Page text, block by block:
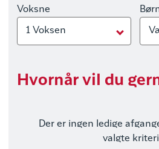
Voksne
1 Voksen
Hvornår vil du
Der er ingen ledige
valgte